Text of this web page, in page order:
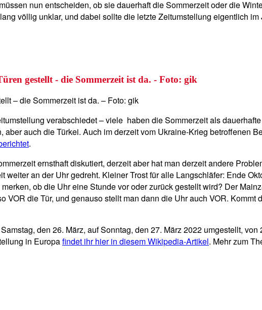
nun entscheiden, ob sie dauerhaft die Sommerzeit oder die
völlig unklar, und dabei sollte die letzte Zeitumstellung eigentlich im
– die Sommerzeit ist da. – Foto: gik
verabschiedet – viele haben die Sommerzeit als
auch die Türkei. Auch im derzeit vom Ukraine-Krieg betroffenen
.
ernsthaft diskutiert, derzeit aber hat man derzeit andere
an der Uhr gedreht. Kleiner Trost für alle Langschläfer: Ende
ob die Uhr eine Stunde vor oder zurück gestellt wird? Der
VOR die Tür, und genauso stellt man dann die Uhr auch VOR.
den 26. März, auf Sonntag, den 27. März 2022 umgestellt,
in Europafindet ihr hier in diesem Wikipedia-Artikel. Mehr zum